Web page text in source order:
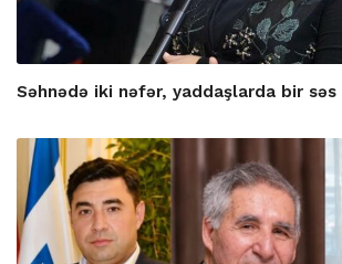
Səhnədə iki nəfər, yaddaşlarda bir səs